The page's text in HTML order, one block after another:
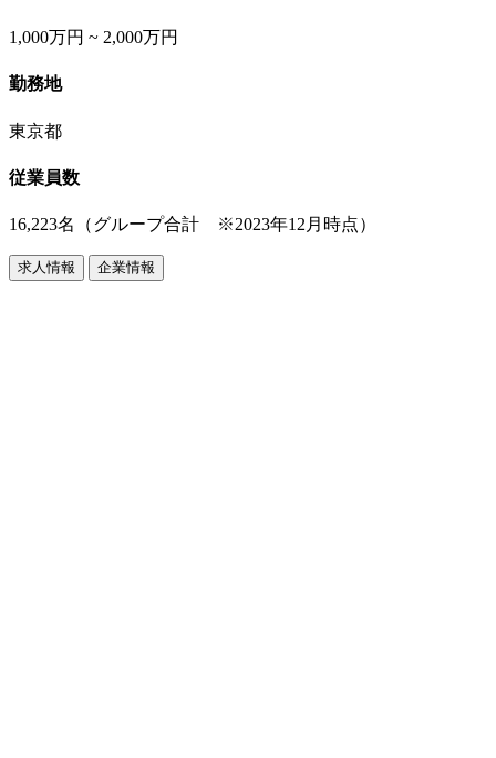
1,000万円 ~ 2,000万円
勤務地
東京都
従業員数
16,223名（グループ合計 ※2023年12月時点）
求人情報 企業情報